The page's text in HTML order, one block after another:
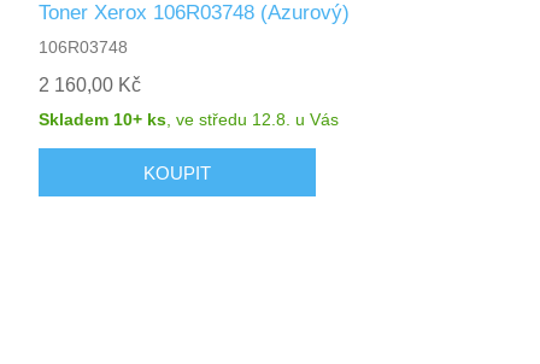
Toner Xerox 106R03748 (Azurový)
106R03748
2 160,00 Kč
Skladem 10+ ks ,ve středu 12.8. u Vás